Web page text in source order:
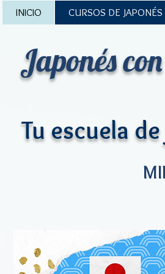
INICIO CURSOS DE JAPONÉS
Japonés
Tu escuela